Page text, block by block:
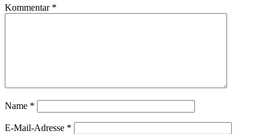
Kommentar *
Name *
E-Mail-Adresse *